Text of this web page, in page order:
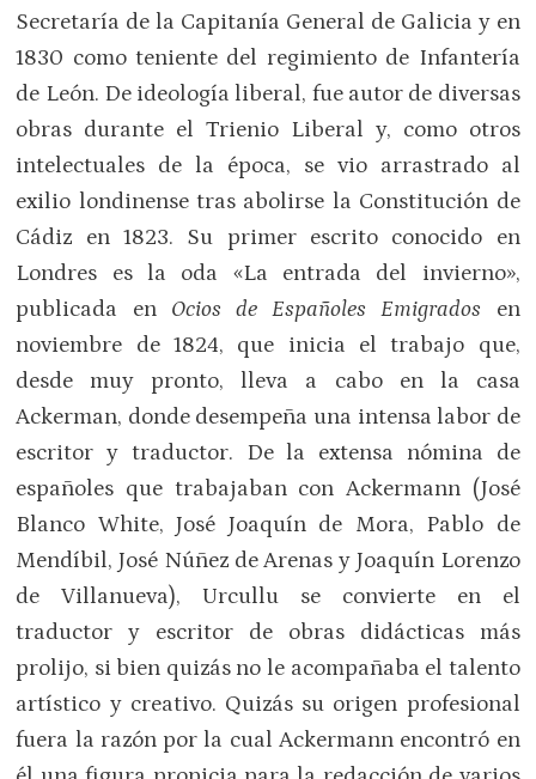
Secretaría de la Capitanía General de Galicia y en
1830 como teniente del regimiento de Infantería
de León. De ideología liberal, fue autor de diversas
obras durante el Trienio Liberal y, como otros
intelectuales de la época, se vio arrastrado al
exilio londinense tras abolirse la Constitución de
Cádiz en 1823. Su primer escrito conocido en
Londres es la oda «La entrada del invierno»,
publicada en Ocios de Españoles Emigrados en
noviembre de 1824, que inicia el trabajo que,
desde muy pronto, lleva a cabo en la casa
Ackerman, donde desempeña una intensa labor de
escritor y traductor. De la extensa nómina de
españoles que trabajaban con Ackermann (José
Blanco White, José Joaquín de Mora, Pablo de
Mendíbil, José Núñez de Arenas y Joaquín Lorenzo
de Villanueva), Urcullu se convierte en el
traductor y escritor de obras didácticas más
prolijo, si bien quizás no le acompañaba el talento
artístico y creativo. Quizás su origen profesional
fuera la razón por la cual Ackermann encontró en